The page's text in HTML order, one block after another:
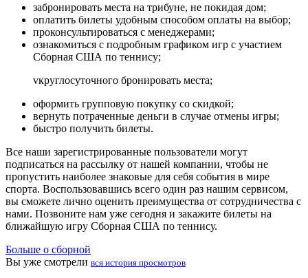
забронировать места на трибуне, не покидая дом;
оплатить билеты удобным способом оплаты на выбор;
проконсультироваться с менеджерами;
ознакомиться с подробным графиком игр с участием
Сборная США по теннису;
vкруглосуточного бронировать места;
оформить групповую покупку со скидкой;
вернуть потраченные деньги в случае отмены игры;
быстро получить билеты.
Все наши зарегистрированные пользователи могут
подписаться на рассылку от нашей компании, чтобы не
пропустить наиболее знаковые для себя события в мире
спорта. Воспользовавшись всего один раз нашим сервисом,
вы сможете лично оценить преимущества от сотрудничества с
нами. Позвоните нам уже сегодня и закажите билеты на
ближайшую игру Сборная США по теннису.
Больше о сборной
Вы уже смотрели вся история просмотров